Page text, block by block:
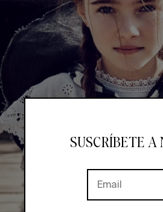
SUSCRÍBETE A